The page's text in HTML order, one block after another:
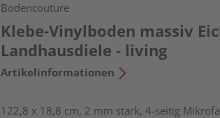
Bodencouture
Klebe-Vinylboden massiv
Landhausdiele - living
Artikelinformationen
122,8 x 18,8 cm, 2 mm stark, 4-seitig